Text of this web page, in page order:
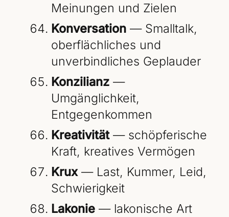
Meinungen und Zielen
Konversation— Smalltalk,
oberflächliches und
unverbindliches Geplauder
Konzilianz—
Umgänglichkeit,
Entgegenkommen
Kreativität— schöpferische
Kraft, kreatives Vermögen
Krux— Last, Kummer, Leid,
Schwierigkeit
Lakonie— lakonische Art